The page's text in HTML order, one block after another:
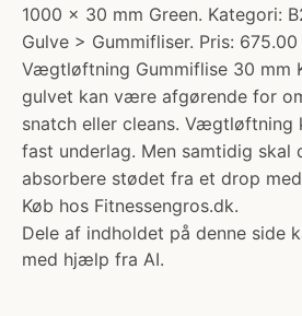
1000 x 30 mm Green. Kategori:
Gulve > Gummifliser. Pris:
Vægtløftning Gummiflise 30 mm
gulvet kan være afgørende for
snatch eller cleans.
fast underlag. Men samtidig skal
absorbere stødet fra et drop
Køb hos Fitnessengros.dk.
Dele af indholdet på denne side
med hjælp fra AI.